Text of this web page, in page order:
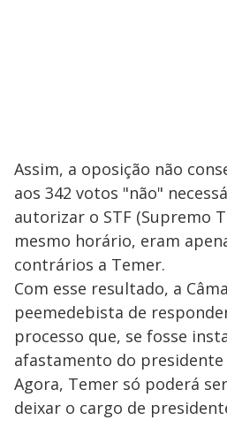
Assim, a oposição não
aos 342 votos "não"
autorizar o STF (Supremo
mesmo horário, eram
contrários a Temer.
Com esse resultado, a
peemedebista de
processo que, se fosse
afastamento do presidente
Agora, Temer só poderá
deixar o cargo de